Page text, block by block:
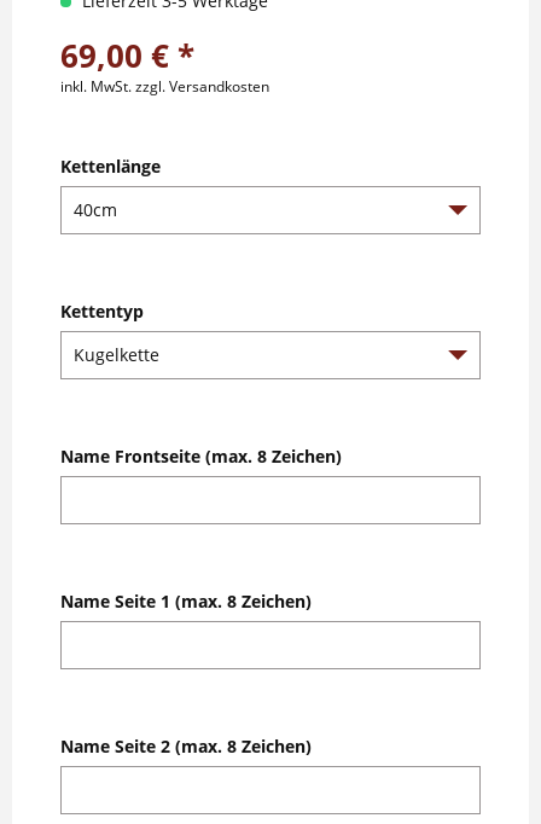
69,00 € *
inkl. MwSt.zzgl. Versandkosten
Kettenlänge
Kettentyp
Name Frontseite (max. 8 Zeichen)
Name Seite 1 (max. 8 Zeichen)
Name Seite 2 (max. 8 Zeichen)